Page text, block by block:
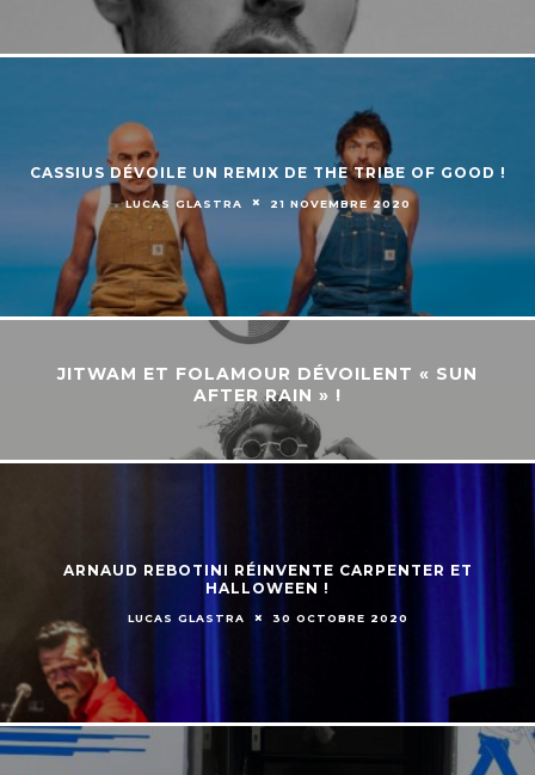
CASSIUS DÉVOILE UN REMIX DE THE TRIBE OF GOOD !
LUCAS GLASTRA 21 NOVEMBRE 2020
JITWAM ET FOLAMOUR DÉVOILENT « SUN
AFTER RAIN » !
ARNAUD REBOTINI RÉINVENTE CARPENTER ET
HALLOWEEN !
LUCAS GLASTRA 30 OCTOBRE 2020